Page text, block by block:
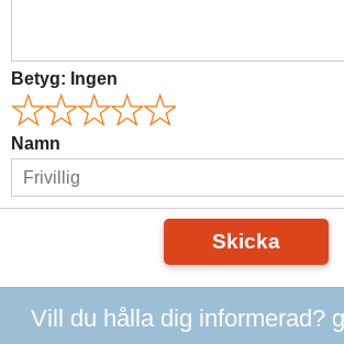
Betyg: Ingen
Namn
Skicka
Vill du hålla dig informerad?